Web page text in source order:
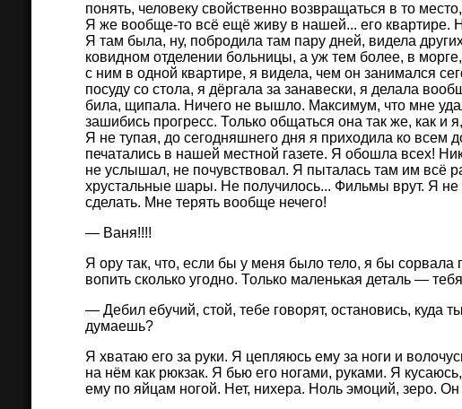
понять, человеку свойственно возвращаться в то
Я же вообще-то всё ещё живу в нашей... его квартире.
Я там была, ну, побродила там пару дней, видела
ковидном отделении больницы, а уж тем более, в
с ним в одной квартире, я видела, чем он занимался
посуду со стола, я дёргала за занавески, я делала
била, щипала. Ничего не вышло. Максимум, что мне
зашибись прогресс. Только общаться она так же, как и
Я не тупая, до сегодняшнего дня я приходила ко всем
печатались в нашей местной газете. Я обошла всех!
не услышал, не почувствовал. Я пыталась там им всё
хрустальные шары. Не получилось... Фильмы врут. Я не
сделать. Мне терять вообще нечего!
— Ваня!!!!
Я ору так, что, если бы у меня было тело, я бы
вопить сколько угодно. Только маленькая деталь —
— Дебил ебучий, стой, тебе говорят, остановись, куда
думаешь?
Я хватаю его за руки. Я цепляюсь ему за ноги и
на нём как рюкзак. Я бью его ногами, руками. Я
ему по яйцам ногой. Нет, нихера. Ноль эмоций, зеро.